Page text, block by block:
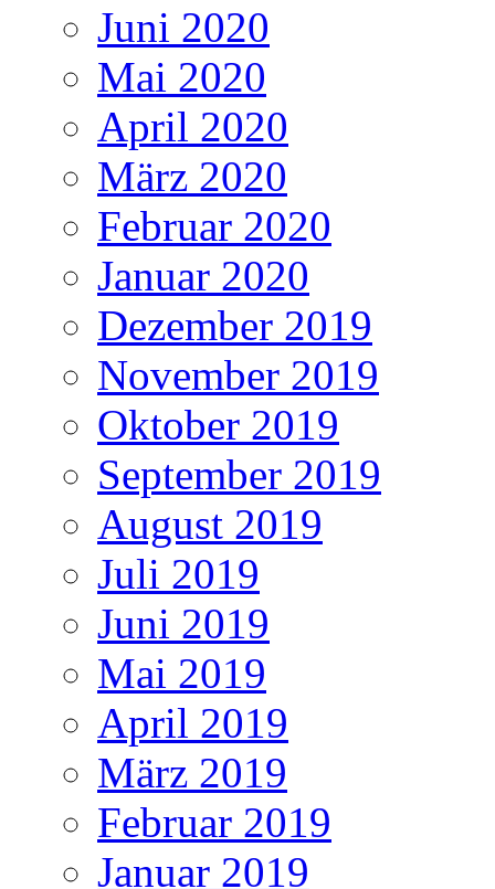
Juni 2020
Mai 2020
April 2020
März 2020
Februar 2020
Januar 2020
Dezember 2019
November 2019
Oktober 2019
September 2019
August 2019
Juli 2019
Juni 2019
Mai 2019
April 2019
März 2019
Februar 2019
Januar 2019